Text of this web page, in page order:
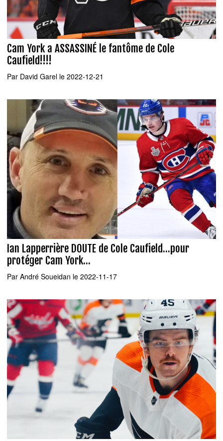
Cam York a ASSASSINÉ le fantôme de Cole
Caufield!!!!
Par David Garel le 2022-12-21
Ian Lapperrière DOUTE de Cole Caufield...pour
protéger Cam York...
Par André Soueidan le 2022-11-17